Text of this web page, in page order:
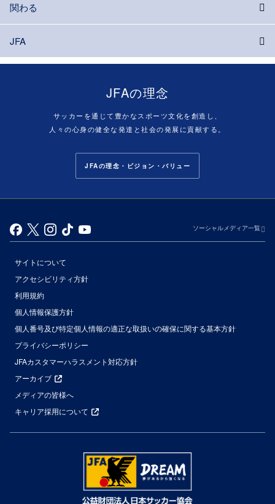
関わる
JFA
JFAの理念
サッカーを通じて豊かなスポーツ文化を創造し、
人々の心身の健全な発達と社会の発展に貢献する。
JFAの理念・ビジョン・バリュー
ソーシャルメディア一覧
サイトについて
アクセシビリティ方針
利用規約
個人情報保護方針
個人番号及び特定個人情報の適正な取扱いの確保に関する基本方針
プライバシーポリシー
JFAカスタマーハラスメント対応方針
アーカイブ
メディアの皆様へ
キャリア採用について